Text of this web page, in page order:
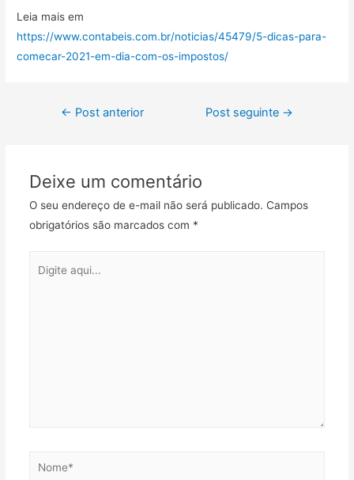
Leia mais em
https://www.contabeis.com.br/noticias/45479/5-dicas-para-
comecar-2021-em-dia-com-os-impostos/
← Post anterior Post seguinte →
Deixe um comentário
O seu endereço de e-mail não será publicado. Campos
obrigatórios são marcados com *